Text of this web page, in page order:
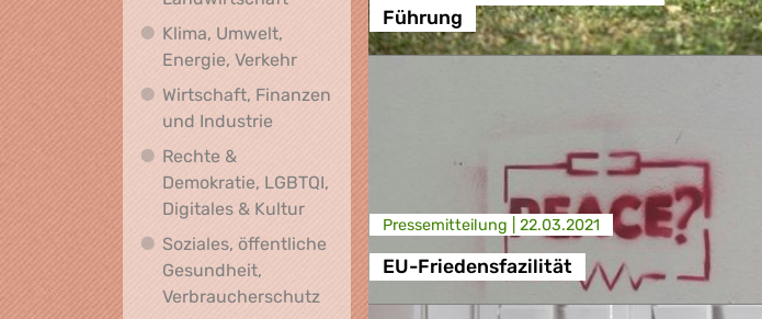
Klima, Umwelt,
Energie, VerkehrKlima, Umwelt, Energie, Verkehr
Wirtschaft, Finanzen
und IndustrieWirtschaft, Finanzen und Industrie
Rechte &
Demokratie, LGBTQI,
Digitales & KulturRechte & Demokratie, LGBTQI, Digitales & Kultur
Soziales, öffentliche
Gesundheit,
VerbraucherschutzSoziales, öffentliche Gesundheit, Verbraucherschutz
Führung
Presse­mitteilung | 22.03.2021
EU-Friedensfazilität